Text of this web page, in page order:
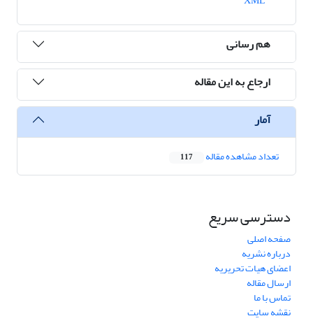
هم رسانی
ارجاع به این مقاله
آمار
تعداد مشاهده مقاله 117
دسترسی سریع
صفحه اصلی
درباره نشریه
اعضای هیات تحریریه
ارسال مقاله
تماس با ما
نقشه سایت